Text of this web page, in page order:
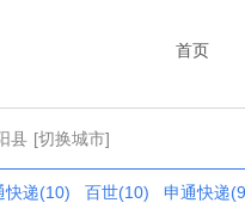
首页
县 [切换城市]
快递(10) 百世(10)
申通快递